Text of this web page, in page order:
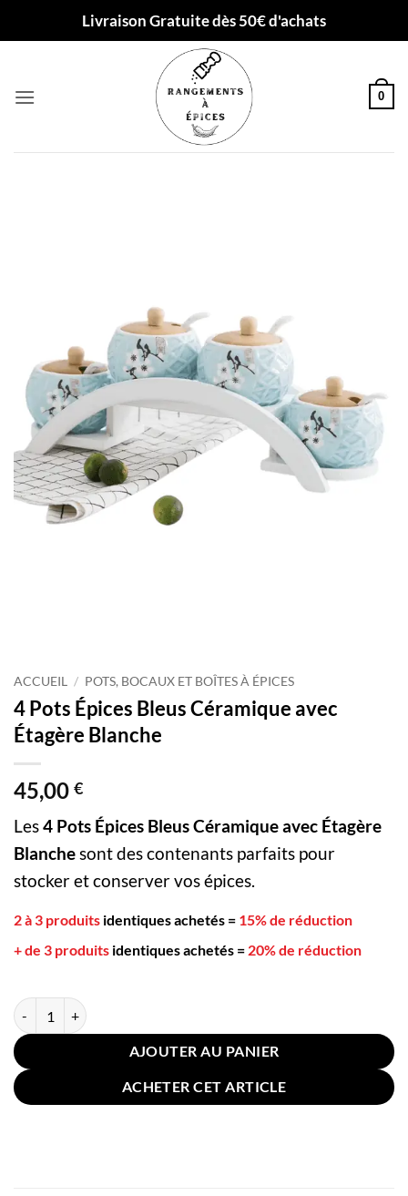
Livraison Gratuite dès 50€ d'achats
0
ACCUEIL / POTS, BOCAUX ET BOÎTES À ÉPICES
4 Pots Épices Bleus Céramique avec
Étagère Blanche
45,00 €
Les4 Pots Épices Bleus Céramique avec Étagère
Blanchesont des contenants parfaits pour
stocker et conserver vos épices.
2 à 3 produits identiques achetés = 15% de réduction
+ de 3 produits identiques achetés = 20% de réduction
quantité de 4 Pots Épices Bleus Céramique avec Étagère Blanche
AJOUTER AU PANIER
ACHETER CET ARTICLE